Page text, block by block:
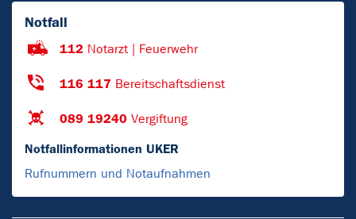
Notfall
112 Notarzt | Feuerwehr
116 117 Bereitschaftsdienst
089 19240 Vergiftung
Notfallinformationen UKER
Rufnummern und Notaufnahmen